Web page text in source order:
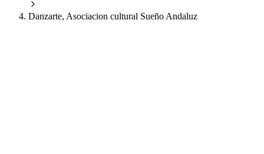
Danzarte, Asociacion cultural Sueño Andaluz